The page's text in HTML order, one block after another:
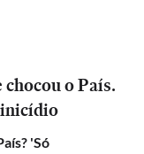
o País.
'Só